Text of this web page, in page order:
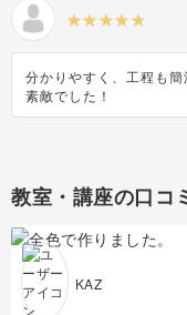
分かりやすく、工程も
素敵でした！
教室・講座の口コ
KAZ